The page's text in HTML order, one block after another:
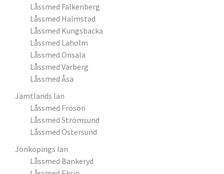
Låssmed Falkenberg
Låssmed Halmstad
Låssmed Kungsbacka
Låssmed Laholm
Låssmed Onsala
Låssmed Varberg
Låssmed Åsa
Jämtlands län
Låssmed Frösön
Låssmed Strömsund
Låssmed Östersund
Jönköpings län
Låssmed Bankeryd